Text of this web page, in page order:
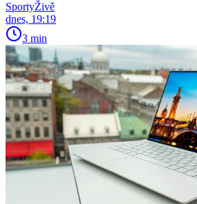
SportyŽivě
dnes, 19:19
3 min